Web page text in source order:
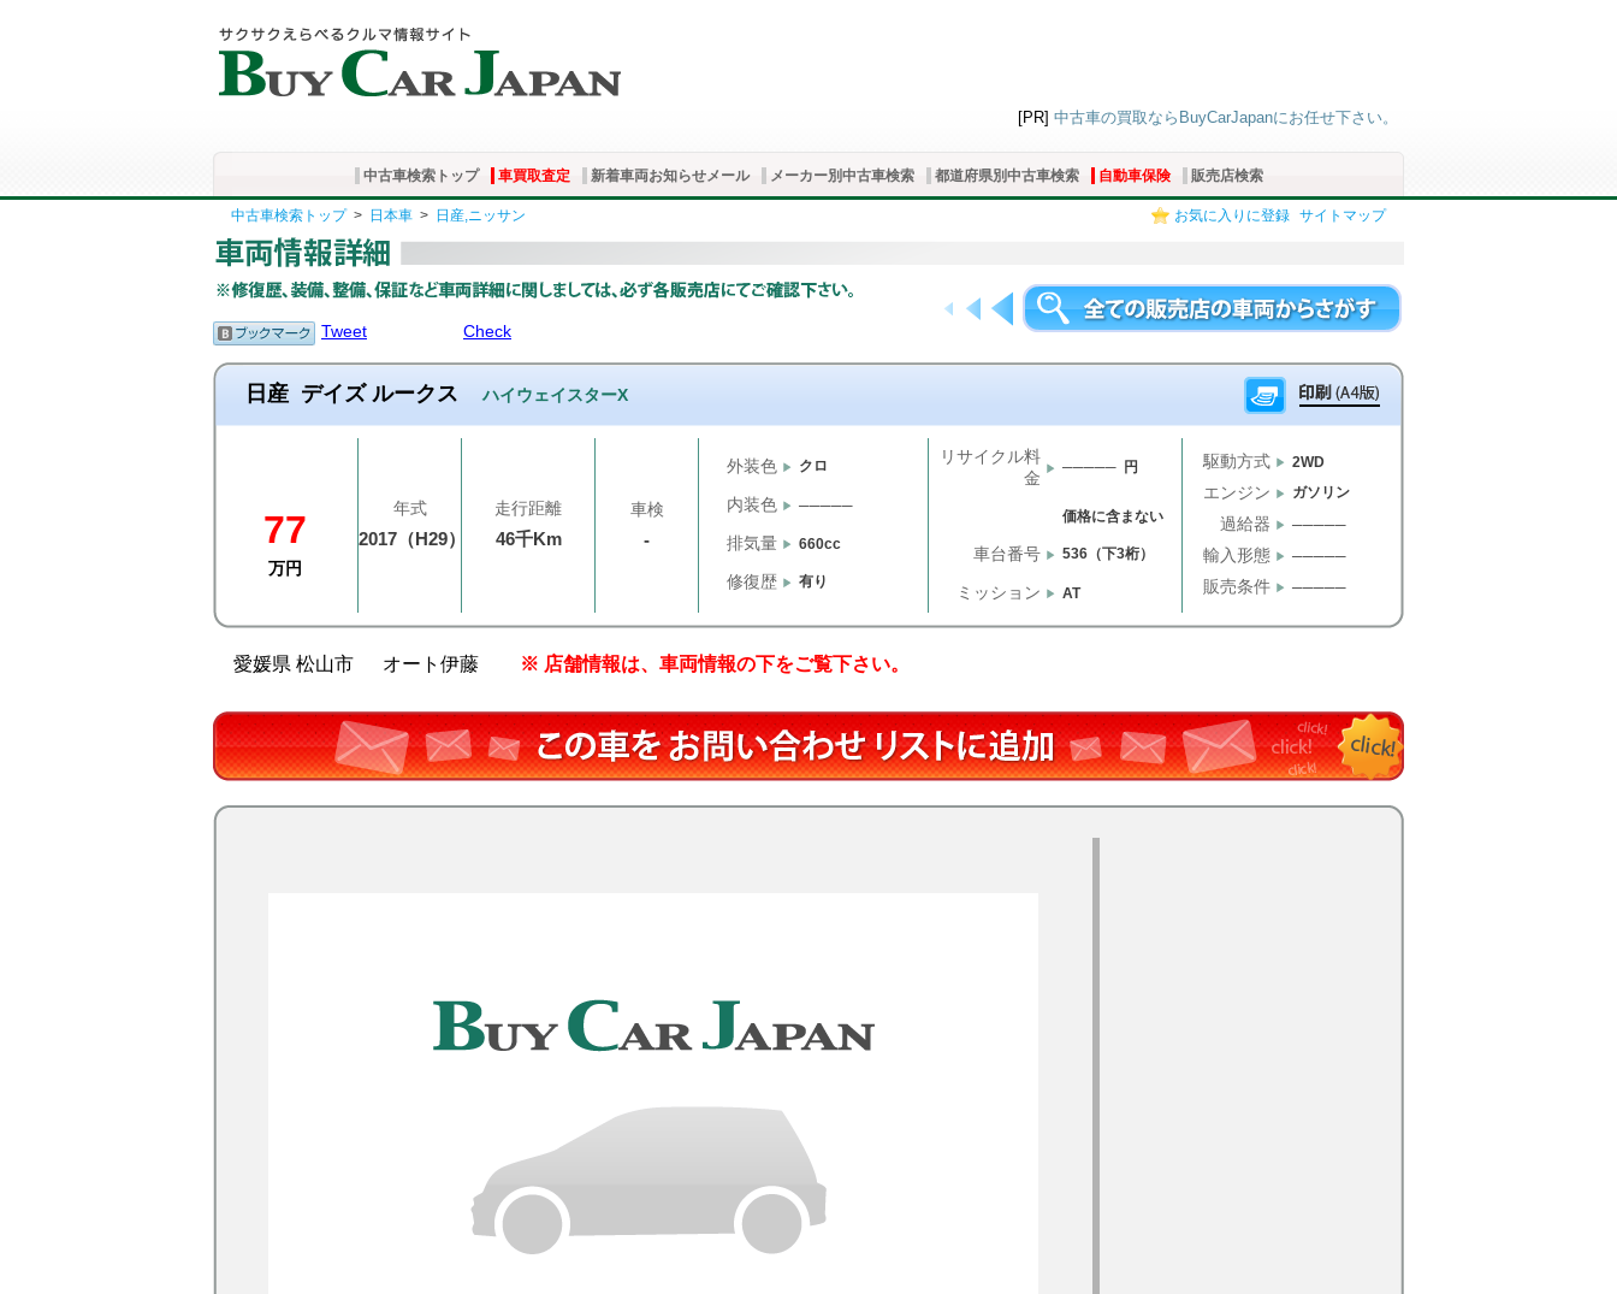
[PR] 中古車の買取ならBuyCarJapanにお任せ下さい。
中古車検索トップ 車買取査定 新着車両お知らせメール メーカー別中古車検索 都道府県別中古車検索 自動車保険 販売店検索
お気に入りに登録 サイトマップ
中古車検索トップ> 日本車 > 日産,ニッサン
Tweet Check
日産 デイズ ルークス ハイウェイスターX
77
万円
年式
2017（H29）
走行距離
46千Km
車検
-
外装色 クロ
内装色 ─────
排気量 660cc
修復歴 有り
リサイクル料
金
───── 円
価格に含まない
車台番号 536（下3桁）
ミッション AT
駆動方式 2WD
エンジン ガソリン
過給器 ─────
輸入形態 ─────
販売条件 ─────
愛媛県 松山市 オート伊藤 ※ 店舗情報は、車両情報の下をご覧下さい。